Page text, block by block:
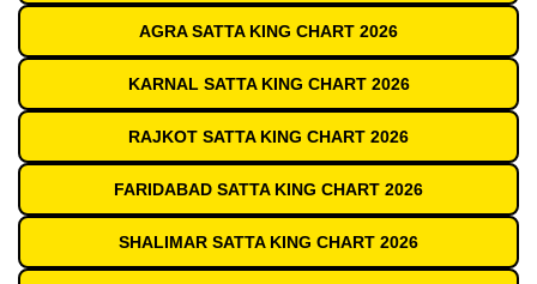
AGRA SATTA KING CHART 2026
KARNAL SATTA KING CHART 2026
RAJKOT SATTA KING CHART 2026
FARIDABAD SATTA KING CHART 2026
SHALIMAR SATTA KING CHART 2026